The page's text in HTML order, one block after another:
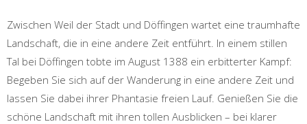
Zwischen Weil der Stadt und Döffingen wartet eine traumhafte
Landschaft, die in eine andere Zeit entführt. In einem stillen
Tal bei Döffingen tobte im August 1388 ein erbitterter Kampf:
Begeben Sie sich auf der Wanderung in eine andere Zeit und
lassen Sie dabei ihrer Phantasie freien Lauf. Genießen Sie die
schöne Landschaft mit ihren tollen Ausblicken – bei klarer